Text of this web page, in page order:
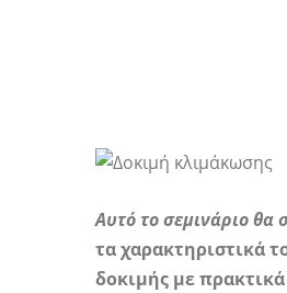
Αυτό το σεμινάριο θα
τα χαρακτηριστικά
δοκιμής με